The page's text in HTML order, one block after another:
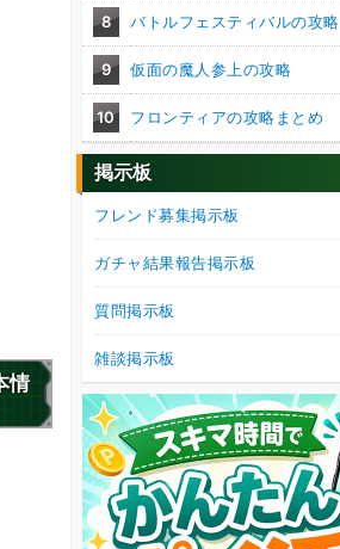
情
8 バトルフェスティバルの攻略
9 仮面の魔人参上の攻略
10 フロンティアの攻略まとめ
掲示板
フレンド募集掲示板
ガチャ結果報告掲示板
質問掲示板
雑談掲示板